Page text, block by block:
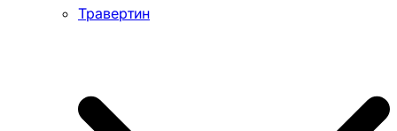
Травертин